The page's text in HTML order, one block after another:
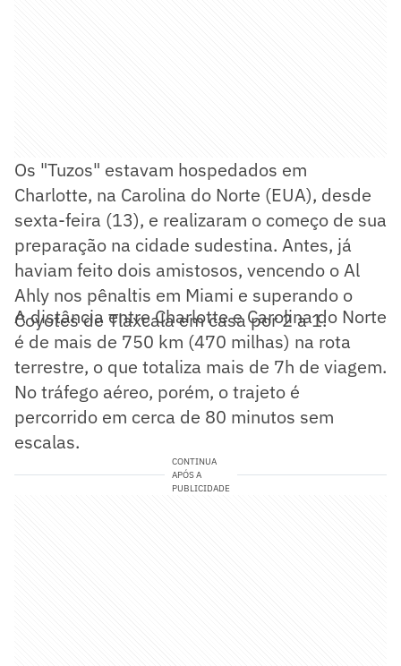
Os "Tuzos" estavam hospedados em
Charlotte, na Carolina do Norte (EUA), desde
sexta-feira (13), e realizaram o começo de sua
preparação na cidade sudestina. Antes, já
haviam feito dois amistosos, vencendo o Al
Ahly nos pênaltis em Miami e superando o
Coyotes de Tlaxcala em casa por 2 a 1.
A distância entre Charlotte e Carolina do Norte
é de mais de 750 km (470 milhas) na rota
terrestre, o que totaliza mais de 7h de viagem.
No tráfego aéreo, porém, o trajeto é
percorrido em cerca de 80 minutos sem
escalas.
CONTINUA
APÓS A
PUBLICIDADE